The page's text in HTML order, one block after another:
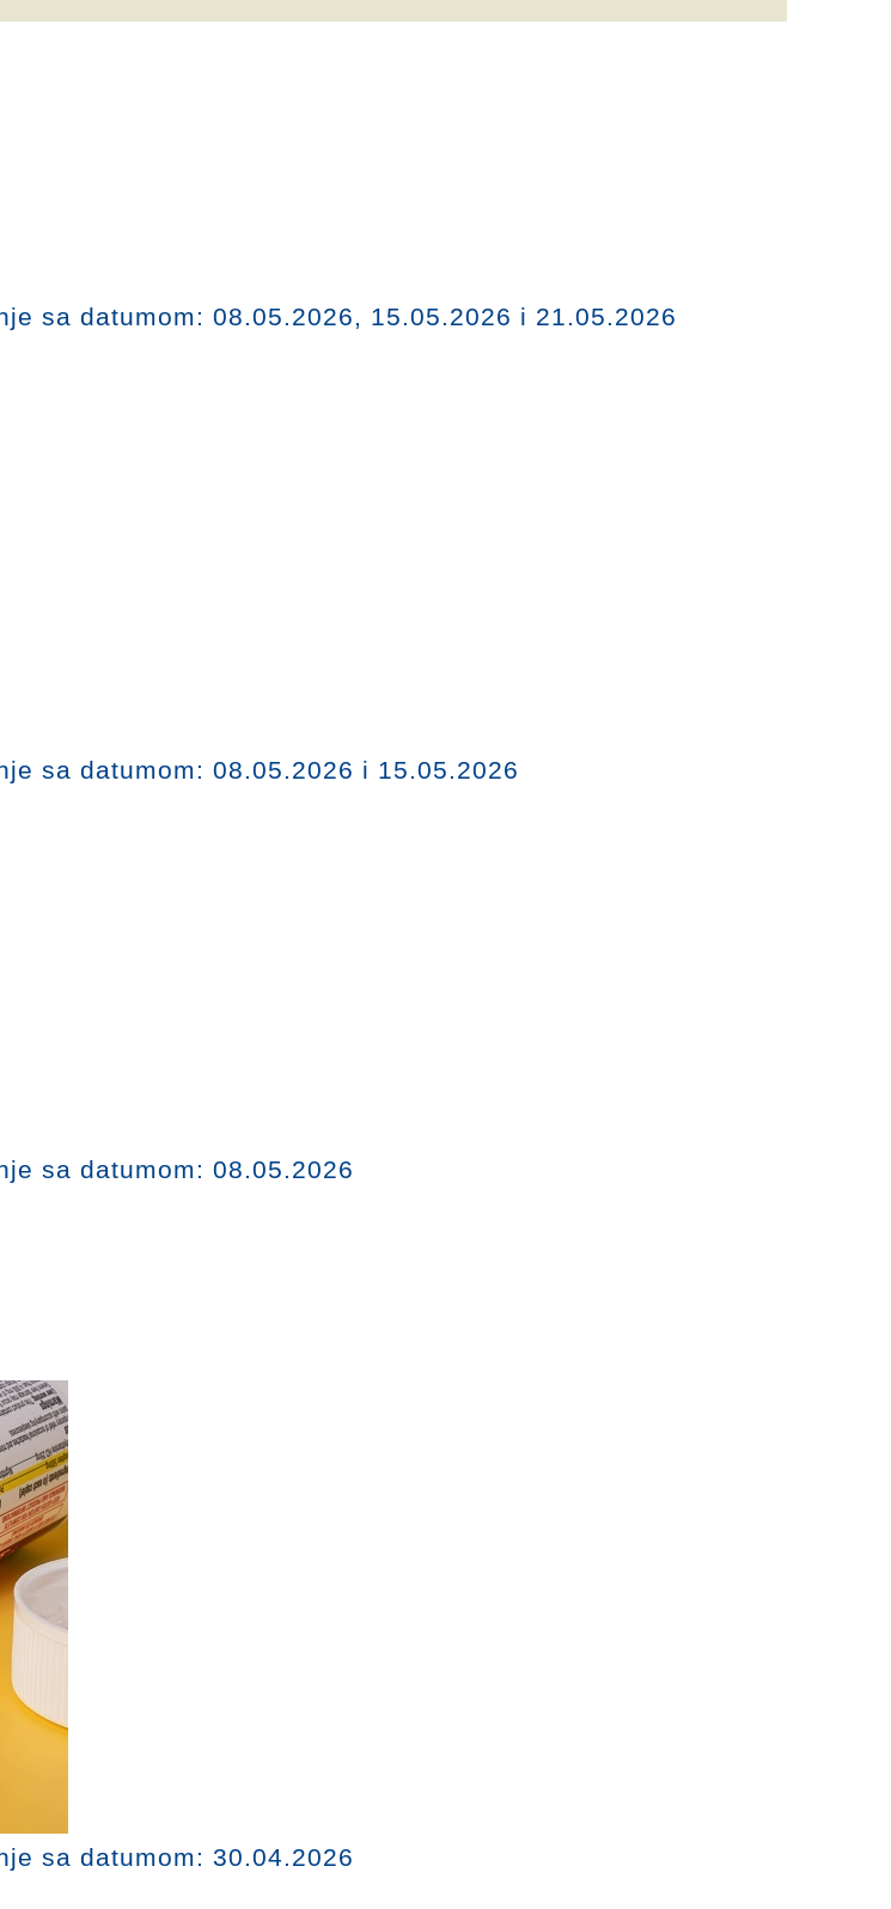
sa datumom: 08.05.2026, 15.05.2026 i 21.05.2026
sa datumom: 08.05.2026 i 15.05.2026
sa datumom: 08.05.2026
sa datumom: 30.04.2026